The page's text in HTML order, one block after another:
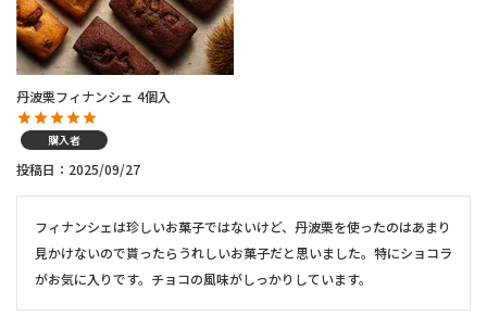
丹波栗フィナンシェ 4個入
購入者
投稿日 2025/09/27
フィナンシェは珍しいお菓子ではないけど、丹波栗を使ったのはあまり
見かけないので貰ったらうれしいお菓子だと思いました。特にショコラ
がお気に入りです。チョコの風味がしっかりしています。